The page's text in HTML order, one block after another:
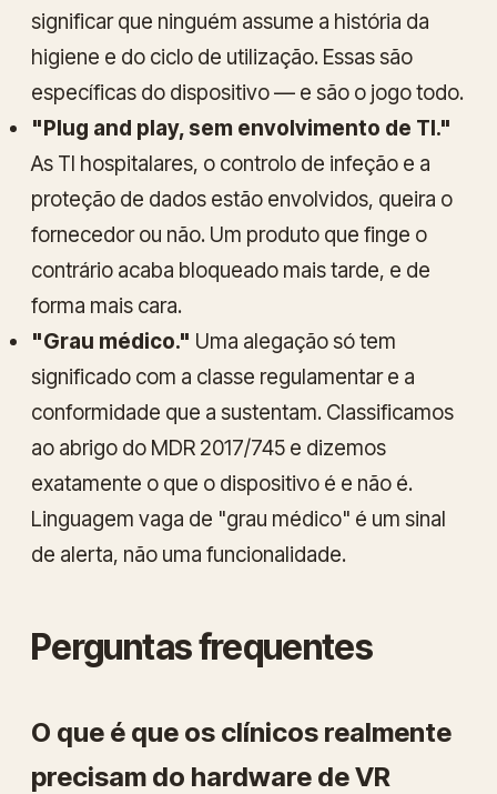
significar que ninguém assume a história da
higiene e do ciclo de utilização. Essas são
específicas do dispositivo — e são o jogo todo.
"Plug and play, sem envolvimento de TI."
As TI hospitalares, o controlo de infeção e a
proteção de dados estão envolvidos, queira o
fornecedor ou não. Um produto que finge o
contrário acaba bloqueado mais tarde, e de
forma mais cara.
"Grau médico." Uma alegação só tem
significado com a classe regulamentar e a
conformidade que a sustentam. Classificamos
ao abrigo do MDR 2017/745 e dizemos
exatamente o que o dispositivo é e não é.
Linguagem vaga de "grau médico" é um sinal
de alerta, não uma funcionalidade.
Perguntas frequentes
O que é que os clínicos realmente
precisam do hardware de VR